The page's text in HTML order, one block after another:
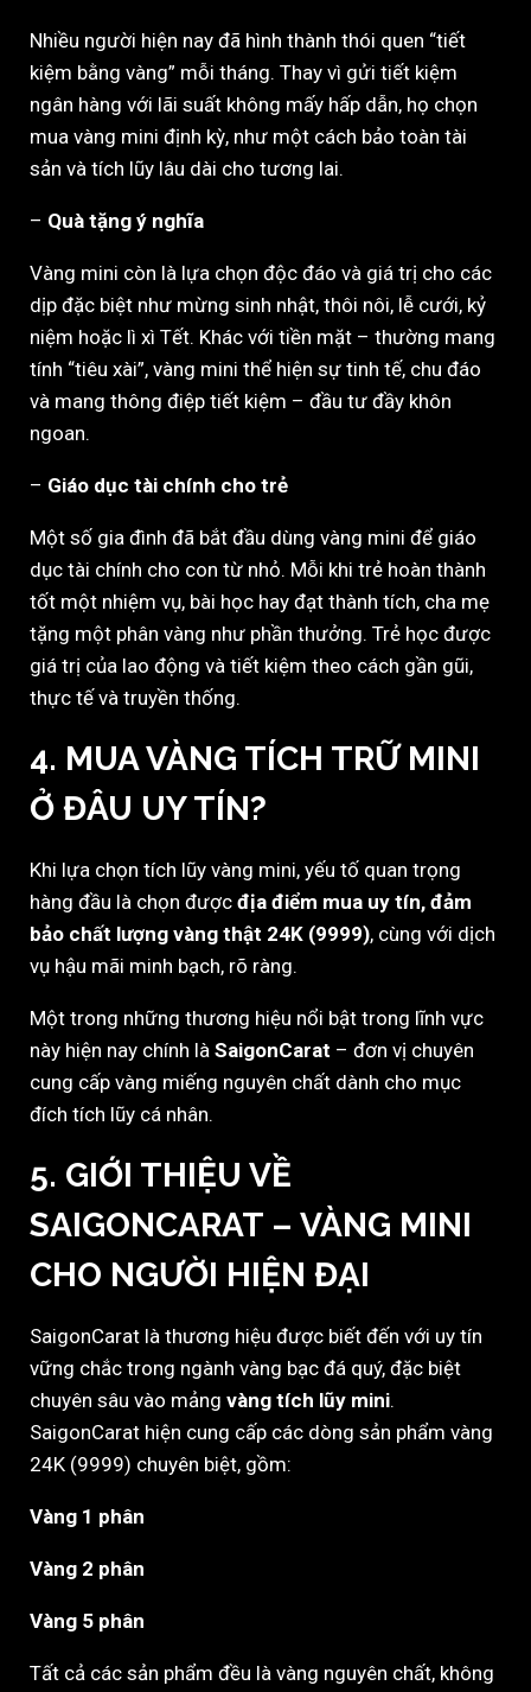
Nhiều người hiện nay đã hình thành thói quen “tiết
kiệm bằng vàng” mỗi tháng. Thay vì gửi tiết kiệm
ngân hàng với lãi suất không mấy hấp dẫn, họ chọn
mua vàng mini định kỳ, như một cách bảo toàn tài
sản và tích lũy lâu dài cho tương lai.
– Quà tặng ý nghĩa
Vàng mini còn là lựa chọn độc đáo và giá trị cho các
dịp đặc biệt như mừng sinh nhật, thôi nôi, lễ cưới, kỷ
niệm hoặc lì xì Tết. Khác với tiền mặt – thường mang
tính “tiêu xài”, vàng mini thể hiện sự tinh tế, chu đáo
và mang thông điệp tiết kiệm – đầu tư đầy khôn
ngoan.
– Giáo dục tài chính cho trẻ
Một số gia đình đã bắt đầu dùng vàng mini để giáo
dục tài chính cho con từ nhỏ. Mỗi khi trẻ hoàn thành
tốt một nhiệm vụ, bài học hay đạt thành tích, cha mẹ
tặng một phân vàng như phần thưởng. Trẻ học được
giá trị của lao động và tiết kiệm theo cách gần gũi,
thực tế và truyền thống.
4. MUA VÀNG TÍCH TRỮ MINI
Ở ĐÂU UY TÍN?
Khi lựa chọn tích lũy vàng mini, yếu tố quan trọng
hàng đầu là chọn được địa điểm mua uy tín, đảm
bảo chất lượng vàng thật 24K (9999), cùng với dịch
vụ hậu mãi minh bạch, rõ ràng.
Một trong những thương hiệu nổi bật trong lĩnh vực
này hiện nay chính là SaigonCarat – đơn vị chuyên
cung cấp vàng miếng nguyên chất dành cho mục
đích tích lũy cá nhân.
5. GIỚI THIỆU VỀ
SAIGONCARAT – VÀNG MINI
CHO NGƯỜI HIỆN ĐẠI
SaigonCarat là thương hiệu được biết đến với uy tín
vững chắc trong ngành vàng bạc đá quý, đặc biệt
chuyên sâu vào mảng vàng tích lũy mini.
SaigonCarat hiện cung cấp các dòng sản phẩm vàng
24K (9999) chuyên biệt, gồm:
Vàng 1 phân
Vàng 2 phân
Vàng 5 phân
Tất cả các sản phẩm đều là vàng nguyên chất, không